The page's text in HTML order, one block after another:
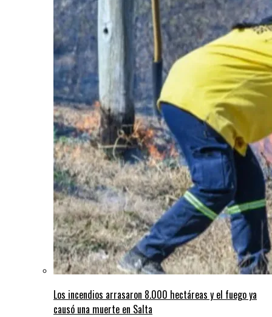
Los incendios arrasaron 8.000 hectáreas y el fuego ya
causó una muerte en Salta